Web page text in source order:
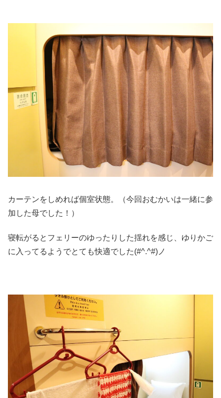
カーテンをしめれば個室状態。（今回おむかいは一緒に参
加した母でした！）
寝転がるとフェリーのゆったりした揺れを感じ、ゆりかご
に入ってるようでとても快適でした(#^.^#)ノ